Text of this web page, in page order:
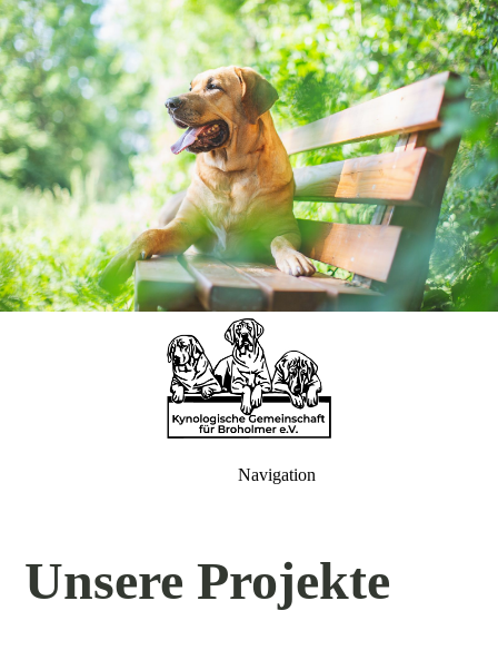
Navigation
Unsere Projekte